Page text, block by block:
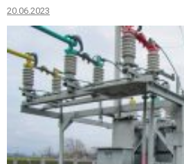
20.06.2023